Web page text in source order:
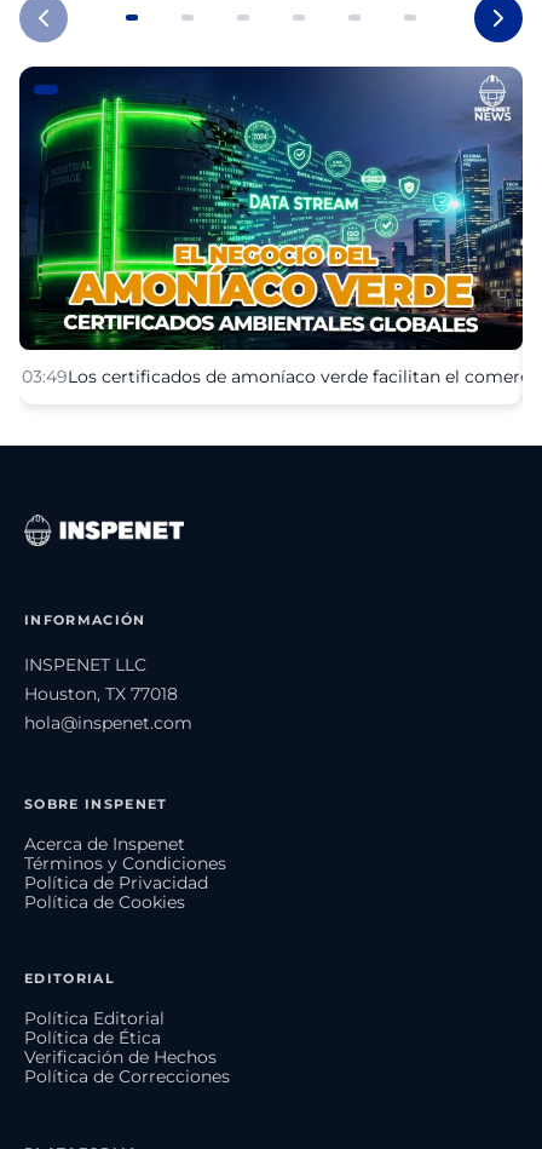
03:49Los certificados de amoníaco verde facilitan el
INFORMACIÓN
INSPENET LLC
Houston, TX 77018
hola@inspenet.com
SOBRE INSPENET
Acerca de Inspenet
Términos y Condiciones
Política de Privacidad
Política de Cookies
EDITORIAL
Política Editorial
Política de Ética
Verificación de Hechos
Política de Correcciones